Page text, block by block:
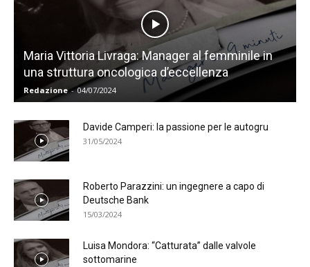
Maria Vittoria Livraga: Manager al femminile in
una struttura oncologica d’eccellenza
Redazione - 04/07/2024
Davide Camperi: la passione per le autogru
31/05/2024
Roberto Parazzini: un ingegnere a capo di
Deutsche Bank
15/03/2024
Luisa Mondora: “Catturata” dalle valvole
sottomarine